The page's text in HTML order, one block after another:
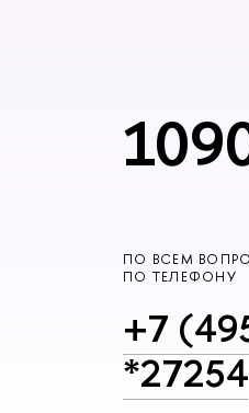
ПО ВСЕМ
ПО ТЕЛЕФОНУ
+7
*27254